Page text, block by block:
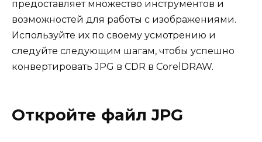
предоставляет множество инструментов и
возможностей для работы с изображениями.
Используйте их по своему усмотрению и
следуйте следующим шагам, чтобы успешно
конвертировать JPG в CDR в CorelDRAW.
Откройте файл JPG